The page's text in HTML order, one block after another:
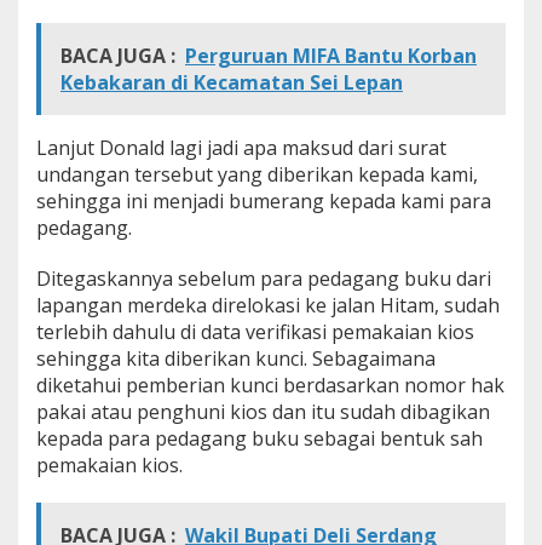
s
i
D
a
s
P
K
R
M
e
d
a
n
BACA JUGA : Perguruan MIFA Bantu Korban
Kebakaran di Kecamatan Sei Lepan
Lanjut Donald lagi jadi apa maksud dari surat
undangan tersebut yang diberikan kepada kami,
sehingga ini menjadi bumerang kepada kami para
pedagang.
Ditegaskannya sebelum para pedagang buku dari
lapangan merdeka direlokasi ke jalan Hitam, sudah
terlebih dahulu di data verifikasi pemakaian kios
sehingga kita diberikan kunci. Sebagaimana
diketahui pemberian kunci berdasarkan nomor hak
pakai atau penghuni kios dan itu sudah dibagikan
kepada para pedagang buku sebagai bentuk sah
pemakaian kios.
BACA JUGA : Wakil Bupati Deli Serdang